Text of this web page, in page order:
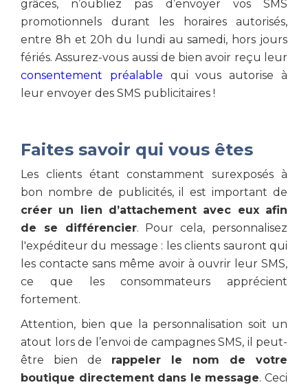
grâces, n’oubliez pas d’envoyer vos SMS
promotionnels durant les horaires autorisés,
entre 8h et 20h du lundi au samedi, hors jours
fériés. Assurez-vous aussi de bien avoir reçu leur
consentement préalable qui vous autorise à
leur envoyer des SMS publicitaires !
Faites savoir qui vous êtes
Les clients étant constamment surexposés à
bon nombre de publicités, il est important de
créer un lien d’attachement avec eux afin
de se différencier. Pour cela, personnalisez
l'expéditeur du message : les clients sauront qui
les contacte sans même avoir à ouvrir leur SMS,
ce que les consommateurs apprécient
fortement.
Attention, bien que la personnalisation soit un
atout lors de l’envoi de campagnes SMS, il peut-
être bien de rappeler le nom de votre
boutique directement dans le message. Ceci